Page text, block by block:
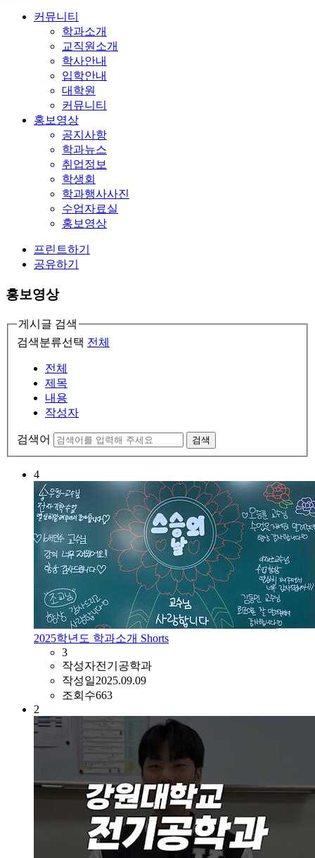
커뮤니티
학과소개
교직원소개
학사안내
입학안내
대학원
커뮤니티
홍보영상
공지사항
학과뉴스
취업정보
학생회
학과행사사진
수업자료실
홍보영상
프린트하기
공유하기
홍보영상
게시글 검색
검색분류선택 전체
전체
제목
내용
작성자
검색어 검색
4
2025학년도 학과소개 Shorts
3
작성자전기공학과
작성일2025.09.09
조회수663
2